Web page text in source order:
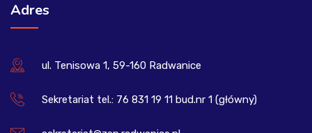
Adres
ul. Tenisowa 1, 59-160 Radwanice
Sekretariat tel.: 76 831 19 11 bud.nr 1 (główny)